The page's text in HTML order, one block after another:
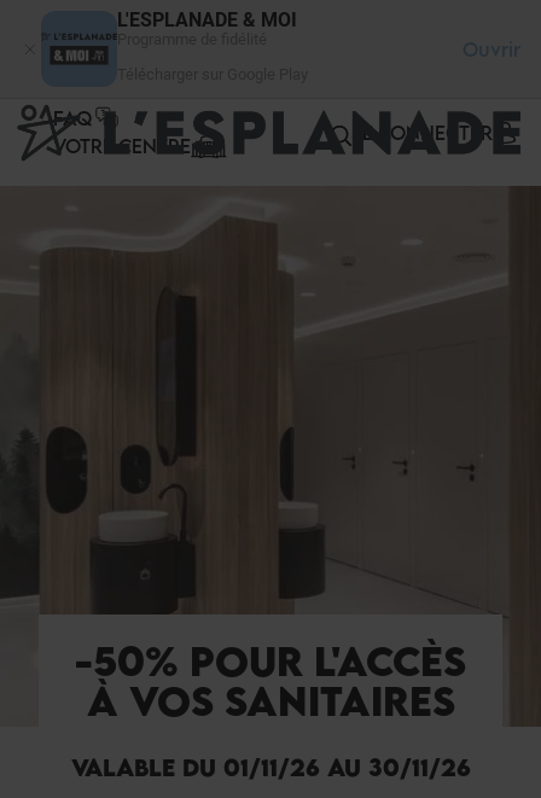
L'ESPLANADE & MOI
Ouvrir
FAQ
VOTRE CENTRE
SE CONNECTER
-50% POUR L'ACCÈS
À VOS SANITAIRES
VALABLE DU 01/11/26 AU 30/11/26
Panneau de gestion des cookies